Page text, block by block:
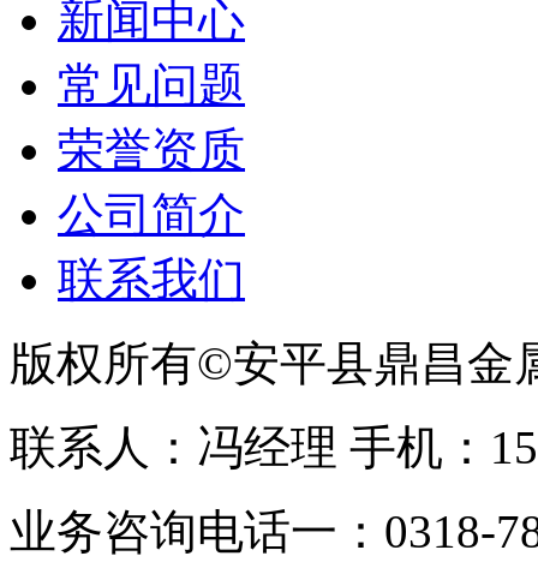
新闻中心
常见问题
荣誉资质
公司简介
联系我们
版权所有©安平县鼎昌金
联系人：冯经理 手机：
业务咨询电话一：0318-